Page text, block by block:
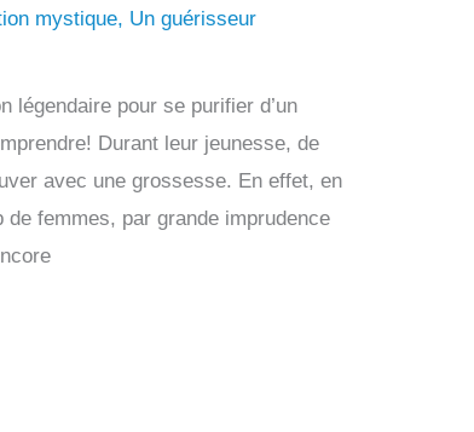
mystique, Un guérisseur
légendaire pour se purifier d’un
Durant leur jeunesse, de
avec une grossesse. En effet, en
femmes, par grande imprudence